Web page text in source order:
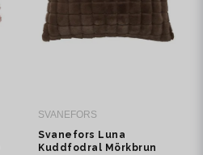
SVANEFORS
Svanefors Luna
Kuddfodral Mörkbrun